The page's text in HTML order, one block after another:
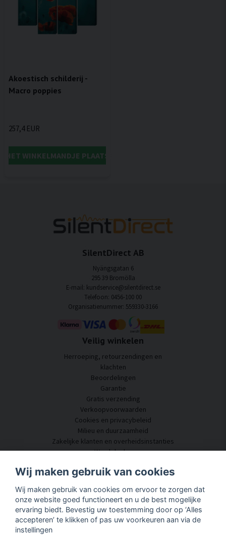
Akoestisch schilderij -
Macro poppies
257,4 EUR
HET WINKELMANDJE PLAATSEN
SilentDirect AB
Nyängsgatan 6
295 39 Bromölla
E-mail: kundservice@silentdirect.se
Telefoon: 0456-100 00
Organisatienummer: 559330-3166
Veilig winkelen
Herroeping, retourzendingen en
klachten
Beoordelingen
Garantie
Gratis verzending
Verkoopvoorwaarden
Cookies en privacybeleid
Milieu en duurzaamheid
Zakelijke klanten en overheidsinstanties
Word dealer
Klantenservice
Neem contact met ons op
Akoestisch advies
Montage en installatie
Vragen en antwoorden
Wij maken gebruik van cookies
Wij maken gebruik van cookies om ervoor te zorgen dat
onze website goed functioneert en u de best mogelijke
ervaring biedt. Bevestig uw toestemming door op ‘Alles
accepteren’ te klikken of pas uw voorkeuren aan via de
instellingen